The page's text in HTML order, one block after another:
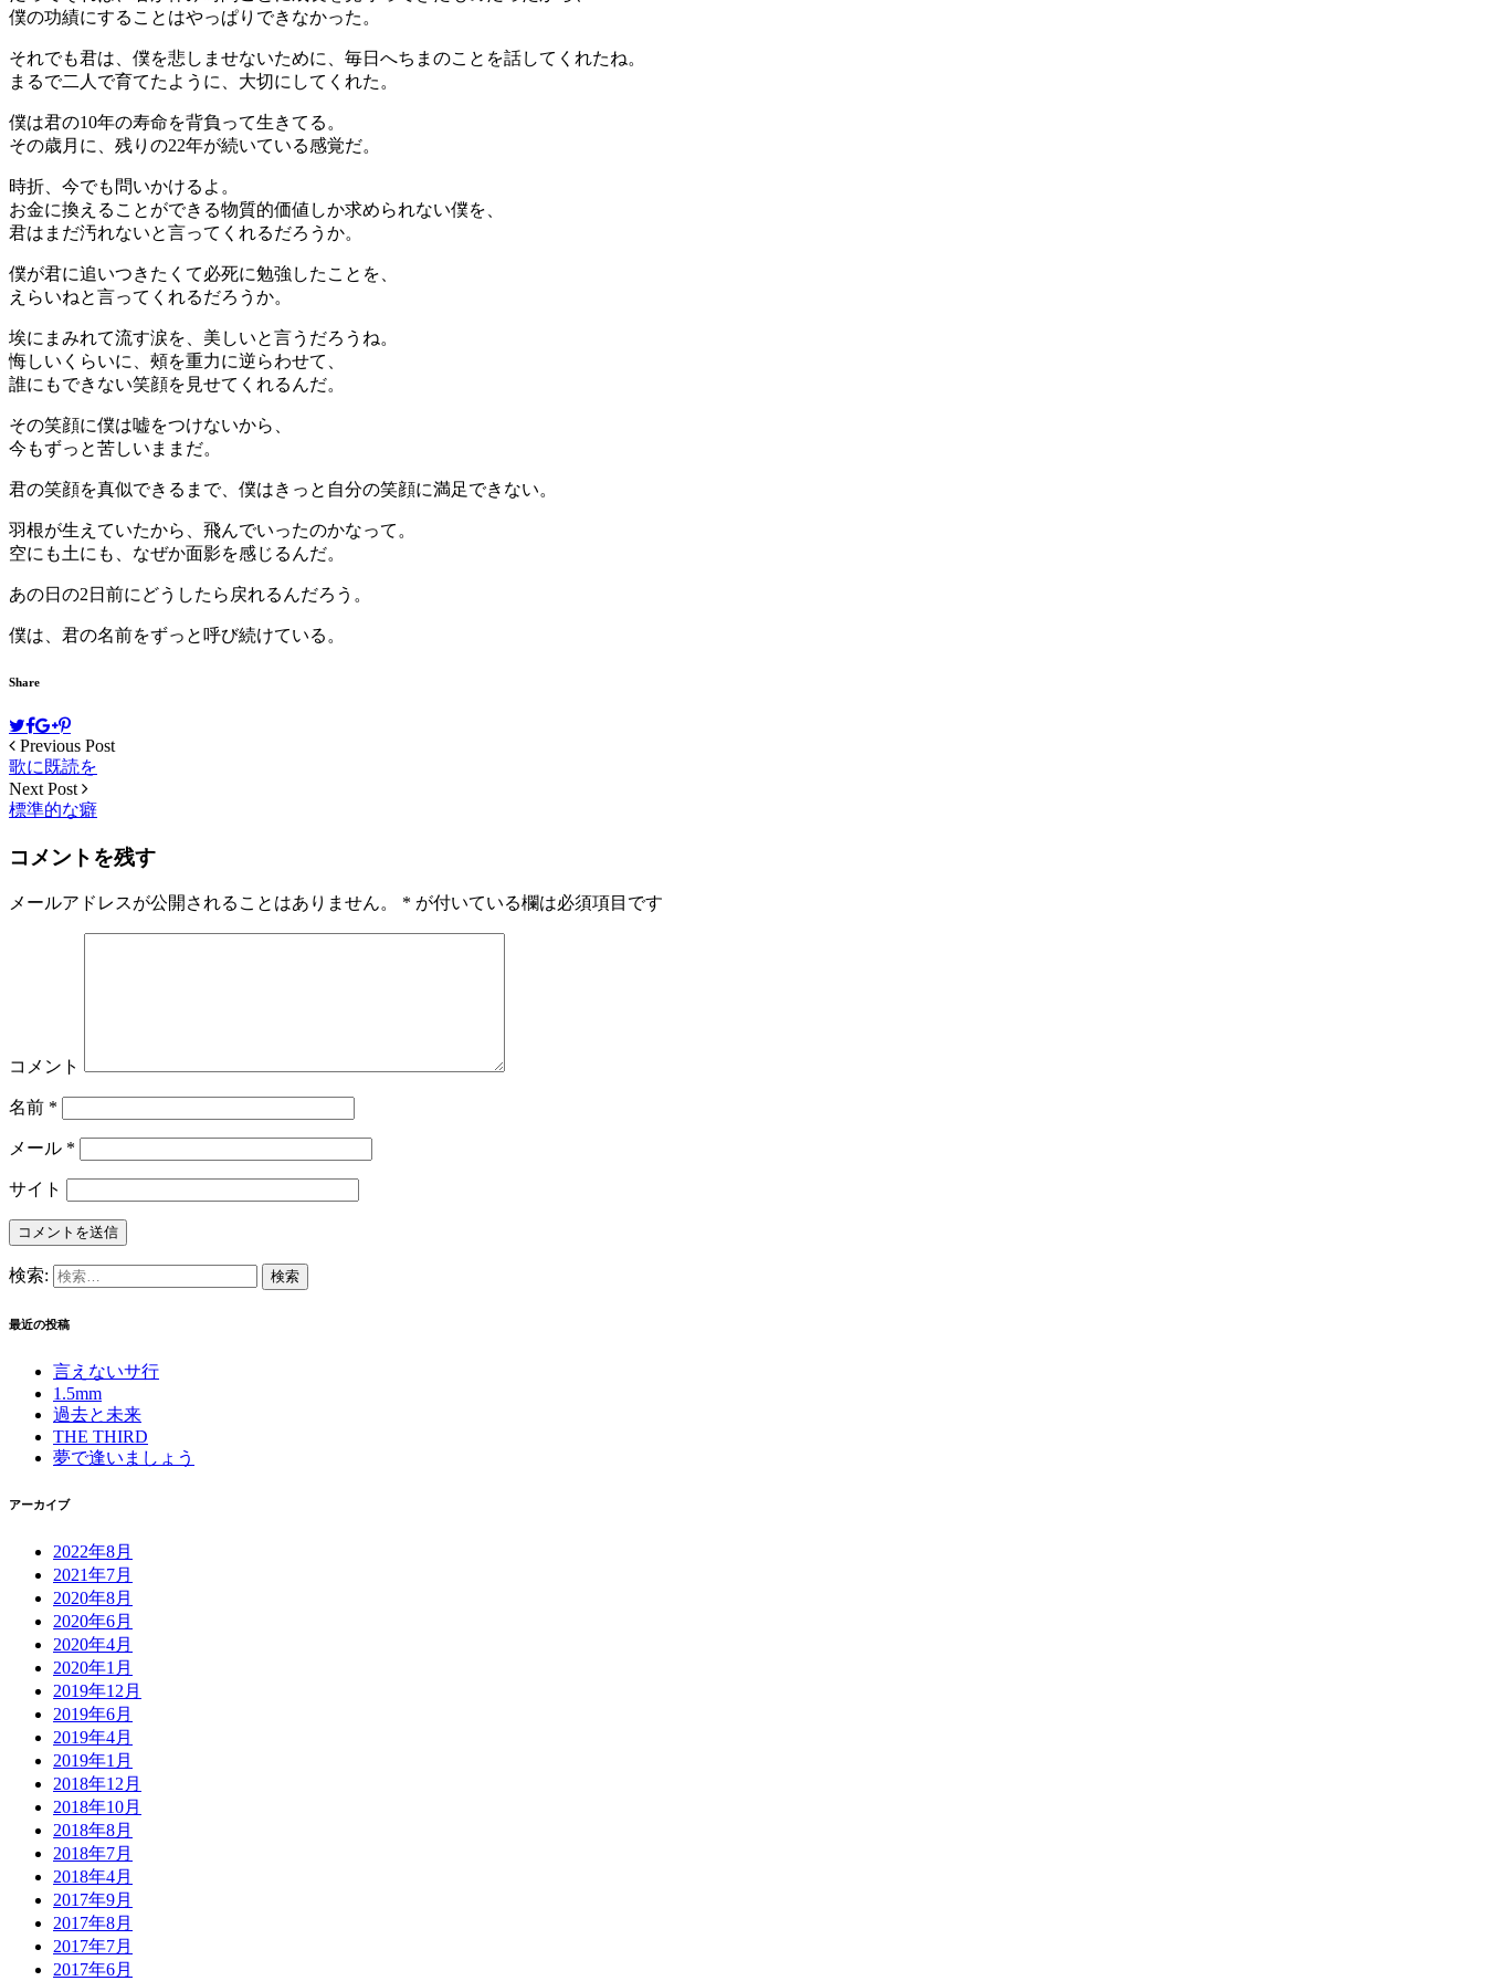
僕の功績にすることはやっぱりできなかった。
それでも君は、僕を悲しませないために、毎日へちまのことを話してくれたね。
まるで二人で育てたように、大切にしてくれた。
僕は君の10年の寿命を背負って生きてる。
その歳月に、残りの22年が続いている感覚だ。
時折、今でも問いかけるよ。
お金に換えることができる物質的価値しか求められない僕を、
君はまだ汚れないと言ってくれるだろうか。
僕が君に追いつきたくて必死に勉強したことを、
えらいねと言ってくれるだろうか。
埃にまみれて流す涙を、美しいと言うだろうね。
悔しいくらいに、頰を重力に逆らわせて、
誰にもできない笑顔を見せてくれるんだ。
その笑顔に僕は嘘をつけないから、
今もずっと苦しいままだ。
君の笑顔を真似できるまで、僕はきっと自分の笑顔に満足できない。
羽根が生えていたから、飛んでいったのかなって。
空にも土にも、なぜか面影を感じるんだ。
あの日の2日前にどうしたら戻れるんだろう。
僕は、君の名前をずっと呼び続けている。
Share
Previous Post
歌に既読を
Next Post
標準的な癖
コメントを残す
メールアドレスが公開されることはありません。 * が付いている欄は必須項目です
コメント
名前 *
メール *
サイト
検索:
最近の投稿
言えないサ行
1.5mm
過去と未来
THE THIRD
夢で逢いましょう
アーカイブ
2022年8月
2021年7月
2020年8月
2020年6月
2020年4月
2020年1月
2019年12月
2019年6月
2019年4月
2019年1月
2018年12月
2018年10月
2018年8月
2018年7月
2018年4月
2017年9月
2017年8月
2017年7月
2017年6月